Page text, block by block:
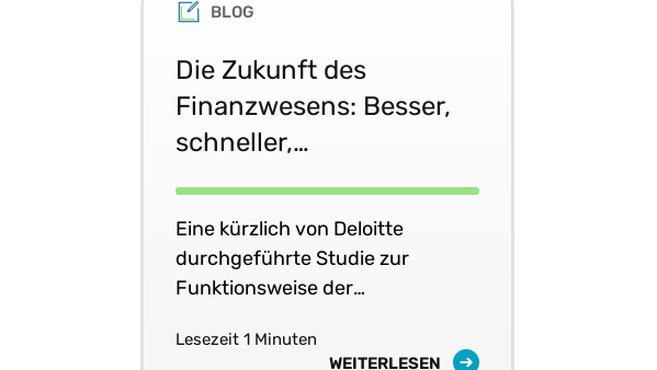
BLOG
Die Zukunft des
Finanzwesens: Besser,
schneller,
steuerlich intelligenter
Eine kürzlich von Deloitte
durchgeführte Studie zur
Funktionsweise der
Jahr 2025 bietet einen
Lesezeit 1 Minuten
WEITERLESEN